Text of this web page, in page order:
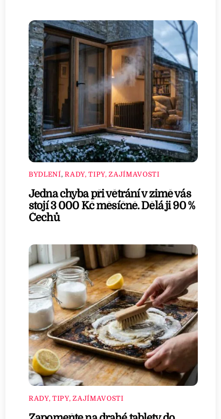
BYDLENÍ,RADY, TIPY, ZAJÍMAVOSTI
Jedna chyba při větrání v zimě vás
stojí 3 000 Kč měsíčně. Dělá ji 90 %
Čechů
RADY, TIPY, ZAJÍMAVOSTI